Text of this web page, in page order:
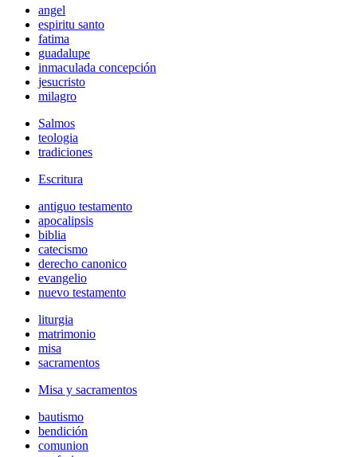
angel
espiritu santo
fatima
guadalupe
inmaculada concepción
jesucristo
milagro
Salmos
teologia
tradiciones
Escritura
antiguo testamento
apocalipsis
biblia
catecismo
derecho canonico
evangelio
nuevo testamento
liturgia
matrimonio
misa
sacramentos
Misa y sacramentos
bautismo
bendición
comunion